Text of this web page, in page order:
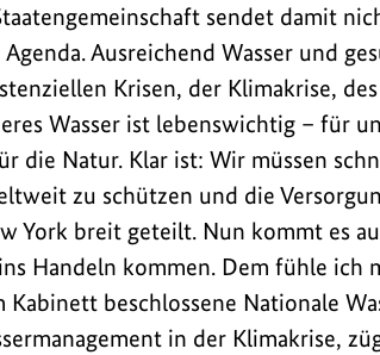
sendet damit
Ausreichend Wasser und
Krisen, der Klimakrise,
Wasser ist lebenswichtig – für
die Natur. Klar ist: Wir müssen
zu schützen und die
York breit geteilt. Nun kommt es
Handeln kommen. Dem fühle ich
beschlossene Nationale
in der Klimakrise,